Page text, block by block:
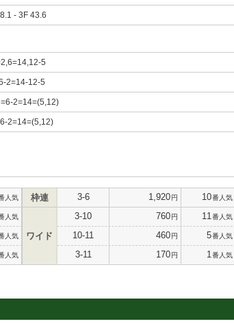
- 3F 43.6
5
2=14-12-5
2=14=(5,12)
2=14=(5,12)
人気
人気
人気
人気
枠連 3-6 1,920円 10番人気
ワイド
3-10 760円 11 番人気
10-11 460円 5番人気
3-11 170円 1 番人気